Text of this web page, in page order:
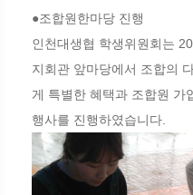
●조합원한마당 진행
인천대생협 학생위원회는
지회관 앞마당에서 조합의
게 특별한 혜택과 조합원 가
행사를 진행하였습니다.